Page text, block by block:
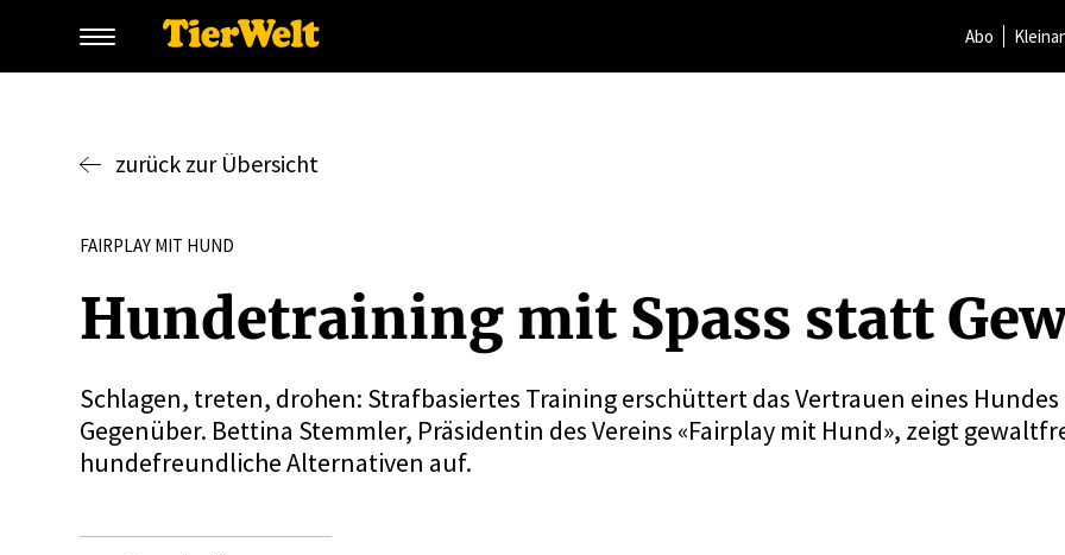
Abo
zurück zur Übersicht
FAIRPLAY MIT HUND
Hunde­training mit Spass statt
Schlagen, treten, drohen: Strafbasiertes Training erschüttert das Vertrauen eines
Gegenüber. Bettina Stemmler, Präsidentin des Vereins «Fairplay mit Hund», zeigt
hundefreundliche Alternativen auf.